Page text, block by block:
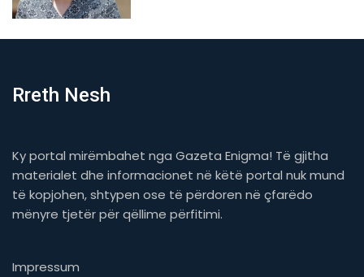
Rreth Nesh
Ky portal mirëmbahet nga Gazeta Enigma! Të gjitha
materialet dhe informacionet në këtë portal nuk mund
të kopjohen, shtypen ose të përdoren në çfarëdo
mënyre tjetër për qëllime përfitimi.
Impressum